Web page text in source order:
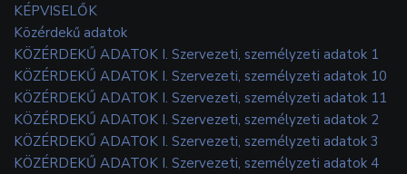
KÉPVISELŐK
Közérdekű adatok
KÖZÉRDEKŰ ADATOK I. Szervezeti, személyzeti adatok 1
KÖZÉRDEKŰ ADATOK I. Szervezeti, személyzeti adatok 10
KÖZÉRDEKŰ ADATOK I. Szervezeti, személyzeti adatok 11
KÖZÉRDEKŰ ADATOK I. Szervezeti, személyzeti adatok 2
KÖZÉRDEKŰ ADATOK I. Szervezeti, személyzeti adatok 3
KÖZÉRDEKŰ ADATOK I. Szervezeti, személyzeti adatok 4